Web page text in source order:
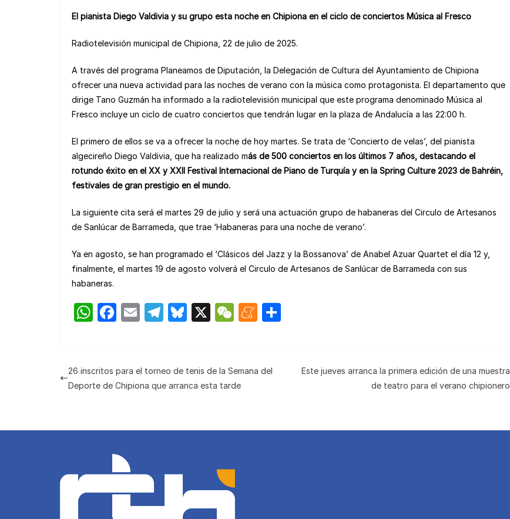
at
s
A
p
p
c
e
b
o
o
k
ail e
gr
a
m
e
s
y
C
h
at
n
e
a
m
e
m
p
ar
tir
El pianista Diego Valdivia y su grupo esta noche en Chipiona en el ciclo de conciertos Música al Fresco
Radiotelevisión municipal de Chipiona, 22 de julio de 2025.
A través del programa Planeamos de Diputación, la Delegación de Cultura del Ayuntamiento de Chipiona
ofrecer una nueva actividad para las noches de verano con la música como protagonista. El departamento que
dirige Tano Guzmán ha informado a la radiotelevisión municipal que este programa denominado Música al
Fresco incluye un ciclo de cuatro conciertos que tendrán lugar en la plaza de Andalucía a las 22:00 h.
El primero de ellos se va a ofrecer la noche de hoy martes. Se trata de ‘Concierto de velas’, del pianista
algecireño Diego Valdivia, que ha realizado más de 500 conciertos en los últimos 7 años, destacando el
rotundo éxito en el XX y XXII Festival Internacional de Piano de Turquía y en la Spring Culture 2023 de Bahréin,
festivales de gran prestigio en el mundo.
La siguiente cita será el martes 29 de julio y será una actuación grupo de habaneras del Circulo de Artesanos
de Sanlúcar de Barrameda, que trae ‘Habaneras para una noche de verano’.
Ya en agosto, se han programado el ‘Clásicos del Jazz y la Bossanova’ de Anabel Azuar Quartet el día 12 y,
finalmente, el martes 19 de agosto volverá el Circulo de Artesanos de Sanlúcar de Barrameda con sus
habaneras.
W
s
A
p
F
e
b
o
E
T
gr
a
Bl
s
k
X
W
h
at
M
e
e
26 inscritos para el torneo de tenis de la Semana del
Deporte de Chipiona que arranca esta tarde
Este jueves arranca la primera edición de una muestra
de teatro para el verano chipionero